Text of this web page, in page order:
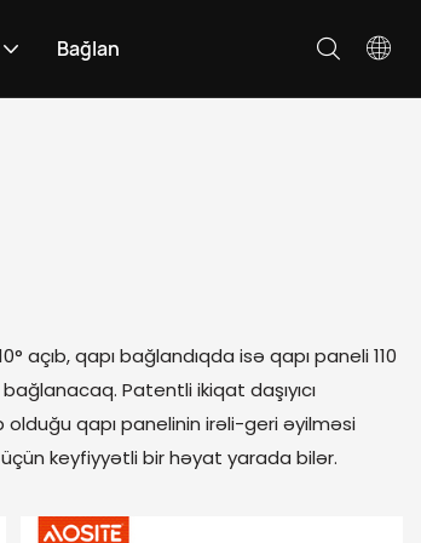
Bağlan
açıb, qapı bağlandıqda isə qapı paneli 110
Patentli ikiqat daşıyıcı
olduğu qapı panelinin irəli-geri əyilməsi
keyfiyyətli bir həyat yarada bilər.